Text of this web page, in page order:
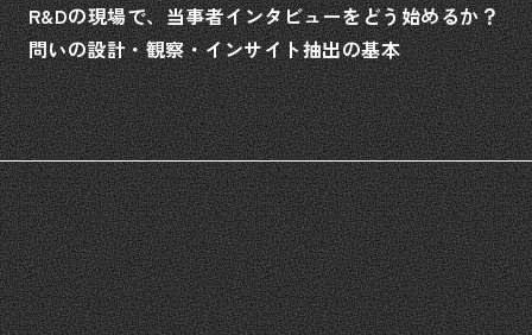
R&Dの現場で、当事者インタビューをどう始めるか？
問いの設計・観察・インサイト抽出の基本